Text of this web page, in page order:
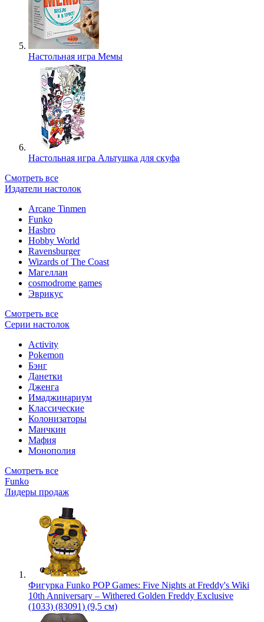
Настольная игра Мемы
Настольная игра Альтушка для скуфа
Смотреть все
Издатели настолок
Arcane Tinmen
Funko
Hasbro
Hobby World
Ravensburger
Wizards of The Coast
Магеллан
сosmodrome games
Эврикус
Смотреть все
Серии настолок
Activity
Pokemon
Бэнг
Данетки
Дженга
Имаджинариум
Классические
Колонизаторы
Манчкин
Мафия
Монополия
Смотреть все
Funko
Лидеры продаж
Фигурка Funko POP Games: Five Nights at Freddy's Wiki
10th Anniversary – Withered Golden Freddy Exclusive
(1033) (83091) (9,5 см)